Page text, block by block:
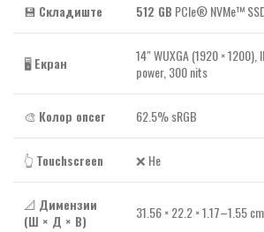
💾 Складиште 512 GB PCIe® NVMe™
🖥️Екран
14″ WUXGA (1920 ×
power, 300 nits
🎨 Колор опсег 62.5% sRGB
👆 Touchscreen ❌ Не
📐 Димензии
(Ш × Д × В)
31.56 × 22.2 × 1.17–1.55 cm